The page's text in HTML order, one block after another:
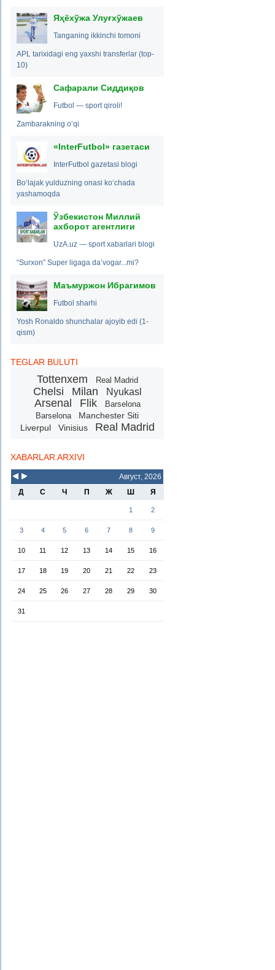
Яҳёхўжа Улуғхўжаев
Tanganing ikkinchi tomoni
APL tarixidagi eng yaxshi transferlar (top-
10)
Сафарали Сиддиқов
Futbol — sport qiroli!
Zambarakning o‘qi
«InterFutbol» газетаси
InterFutbol gazetasi blogi
Bo‘lajak yulduzning onasi ko‘chada
yashamoqda
Ўзбекистон Миллий
ахборот агентлиги
UzA.uz — sport xabarlari blogi
“Surxon” Super ligaga da’vogar...mi?
Маъмуржон Ибрагимов
Futbol sharhi
Yosh Ronaldo shunchalar ajoyib edi (1-
qism)
TEGLAR BULUTI
Tottenxem Real Madrid
Chelsi Milan Nyukasl
Arsenal Flik
Barselona
Barselona
Manchester Siti
Liverpul
Vinisius Real Madrid
XABARLAR ARXIVI
Август, 2026
Д
С Ч П Ж Ш Я
1 2
3 4 5 6 7 8 9
10 11 12 13 14 15 16
17 18 19 20 21 22 23
24 25 26 27 28 29 30
31